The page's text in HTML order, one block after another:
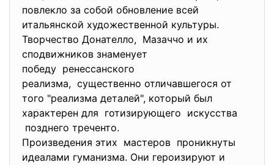
повлекло за собой обновление всей
итальянской художественной культуры.
Творчество Донателло, Мазаччо и их
сподвижников знаменует
победу ренессанского
реализма, существенно отличавшегося от
того "реализма деталей", который был
характерен для готизирующего искусства
позднего треченто.
Произведения этих мастеров проникнуты
идеалами гуманизма. Они героизируют и